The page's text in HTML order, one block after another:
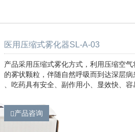
医用压缩式雾化器SL-A-03
产品采用压缩式雾化方式，利用压缩空
的雾状颗粒，伴随自然呼吸而到达深层
、吃药具有安全、副作用小、显效快、容
产品咨询